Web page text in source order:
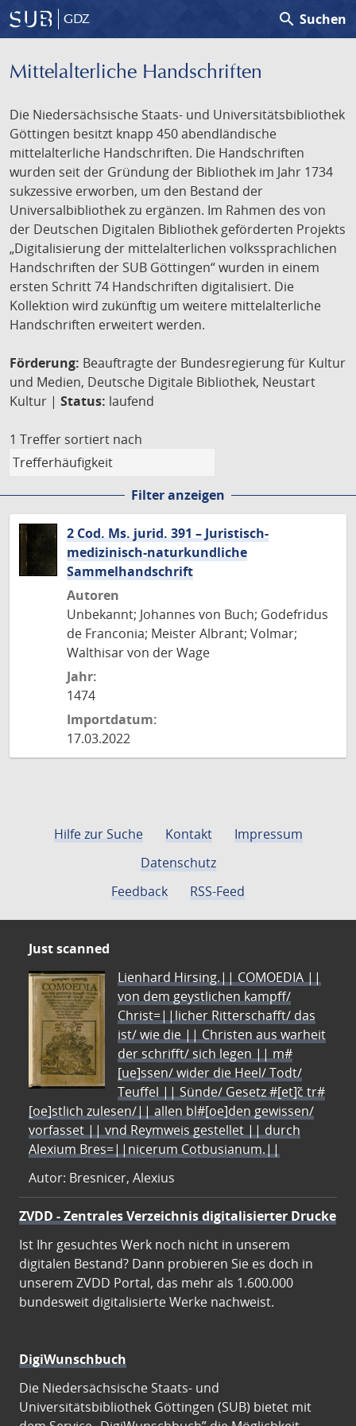
GDZ search Suchen
Mittelalterliche Handschriften
Die Niedersächsische Staats- und Universitätsbibliothek
Göttingen besitzt knapp 450 abendländische
mittelalterliche Handschriften. Die Handschriften
wurden seit der Gründung der Bibliothek im Jahr 1734
sukzessive erworben, um den Bestand der
Universalbibliothek zu ergänzen. Im Rahmen des von
der Deutschen Digitalen Bibliothek geförderten Projekts
„Digitalisierung der mittelalterlichen volkssprachlichen
Handschriften der SUB Göttingen“ wurden in einem
ersten Schritt 74 Handschriften digitalisiert. Die
Kollektion wird zukünftig um weitere mittelalterliche
Handschriften erweitert werden.
Förderung: Beauftragte der Bundesregierung für Kultur
und Medien, Deutsche Digitale Bibliothek, Neustart
Kultur | Status: laufend
1 Treffer sortiert nach
Filter anzeigen
2 Cod. Ms. jurid. 391 – Juristisch-
medizinisch-naturkundliche
Sammelhandschrift
Autoren
Unbekannt; Johannes von Buch; Godefridus
de Franconia; Meister Albrant; Volmar;
Walthisar von der Wage
Jahr:
1474
Importdatum:
17.03.2022
Hilfe zur Suche Kontakt
Impressum
Datenschutz
Feedback
RSS-Feed
Just scanned
Lienhard Hirsing.|| COMOEDIA ||
von dem geystlichen kampff/
Christ=||licher Ritterschafft/ das
ist/ wie die || Christen aus warheit
der schrifft/ sich legen || m#
[ue]ssen/ wider die Heel/ Todt/
Teuffel || Sünde/ Gesetz #[et]c̃ tr#
[oe]stlich zulesen/|| allen bl#[oe]den gewissen/
vorfasset || vnd Reymweis gestellet || durch
Alexium Bres=||nicerum Cotbusianum.||
Autor: Bresnicer, Alexius
ZVDD - Zentrales Verzeichnis digitalisierter Drucke
Ist Ihr gesuchtes Werk noch nicht in unserem
digitalen Bestand? Dann probieren Sie es doch in
unserem ZVDD Portal, das mehr als 1.600.000
bundesweit digitalisierte Werke nachweist.
DigiWunschbuch
Die Niedersächsische Staats- und
Universitätsbibliothek Göttingen (SUB) bietet mit